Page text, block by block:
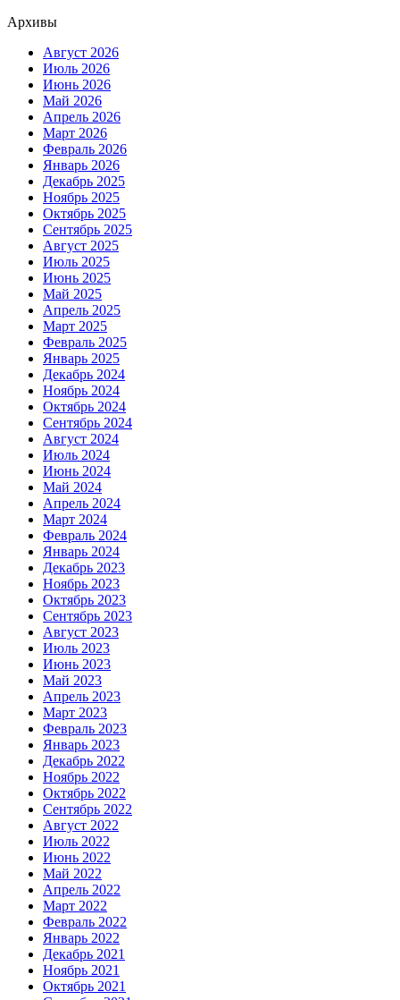
Архивы
Август 2026
Июль 2026
Июнь 2026
Май 2026
Апрель 2026
Март 2026
Февраль 2026
Январь 2026
Декабрь 2025
Ноябрь 2025
Октябрь 2025
Сентябрь 2025
Август 2025
Июль 2025
Июнь 2025
Май 2025
Апрель 2025
Март 2025
Февраль 2025
Январь 2025
Декабрь 2024
Ноябрь 2024
Октябрь 2024
Сентябрь 2024
Август 2024
Июль 2024
Июнь 2024
Май 2024
Апрель 2024
Март 2024
Февраль 2024
Январь 2024
Декабрь 2023
Ноябрь 2023
Октябрь 2023
Сентябрь 2023
Август 2023
Июль 2023
Июнь 2023
Май 2023
Апрель 2023
Март 2023
Февраль 2023
Январь 2023
Декабрь 2022
Ноябрь 2022
Октябрь 2022
Сентябрь 2022
Август 2022
Июль 2022
Июнь 2022
Май 2022
Апрель 2022
Март 2022
Февраль 2022
Январь 2022
Декабрь 2021
Ноябрь 2021
Октябрь 2021